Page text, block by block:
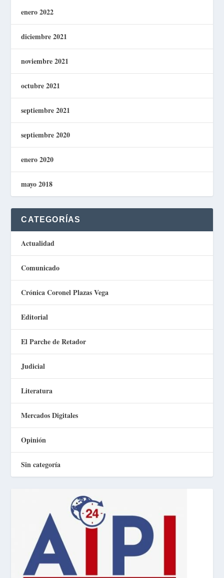
enero 2022
diciembre 2021
noviembre 2021
octubre 2021
septiembre 2021
septiembre 2020
enero 2020
mayo 2018
CATEGORÍAS
Actualidad
Comunicado
Crónica Coronel Plazas Vega
Editorial
El Parche de Retador
Judicial
Literatura
Mercados Digitales
Opinión
Sin categoría